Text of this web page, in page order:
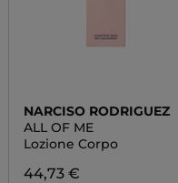
NARCISO RODRIGUEZ
ALL OF ME
Lozione Corpo
44,73 €